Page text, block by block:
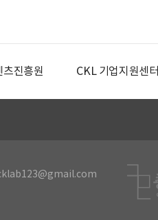
츠진흥원 CKL 기업지원센터